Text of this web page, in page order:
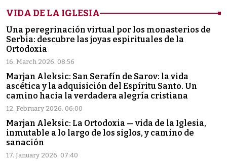
VIDA DE LA IGLESIA
Una peregrinación virtual por los monasterios de
Serbia: descubre las joyas espirituales de la
Ortodoxia
16. March 2026. 08:56
Marjan Aleksic: San Serafín de Sarov: la vida
ascética y la adquisición del Espíritu Santo. Un
camino hacia la verdadera alegría cristiana
12. February 2026. 06:00
Marjan Aleksic: La Ortodoxia — vida de la Iglesia,
inmutable a lo largo de los siglos, y camino de
sanación
17. January 2026. 07:40